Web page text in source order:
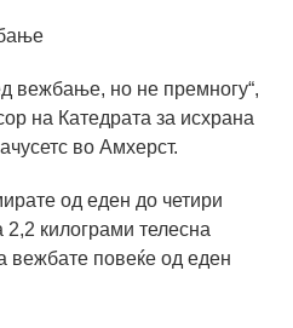
вежбање, но не премногу“,
на Катедрата за исхрана
во Амхерст.
од еден до четири
2,2 килограми телесна
вежбате повеќе од еден